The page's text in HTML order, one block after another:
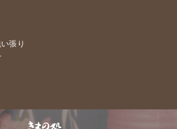
張り